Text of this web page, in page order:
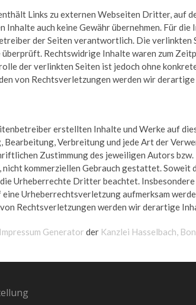
Links zu externen Webseiten Dritter, auf
Inhalte auch keine Gewähr übernehmen. Für
der Seiten verantwortlich. Die verlinkten
Rechtswidrige Inhalte waren zum
der verlinkten Seiten ist jedoch ohne
von Rechtsverletzungen werden wir
erstellten Inhalte und Werke auf
Verbreitung und jede Art der
Zustimmung des jeweiligen Autors
nicht kommerziellen Gebrauch gestattet.
Urheberrechte Dritter beachtet.
Urheberrechtsverletzung aufmerksam
Rechtsverletzungen werden wir derartige
Impressum Generator der Kanzlei Hasselbach,